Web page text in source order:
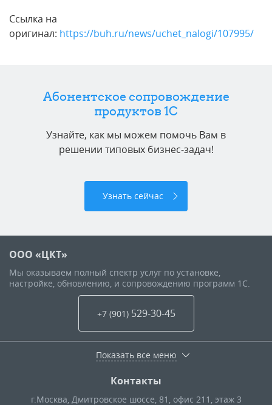
Ссылка на
оригинал: https://buh.ru/news/uchet_nalogi/107995/
Абонентское сопровождение
продуктов 1C
Узнайте, как мы можем помочь Вам в
решении типовых бизнес-задач!
Узнать сейчас
ООО «ЦКТ»
Мы оказываем полный спектр услуг по установке,
настройке, обновлению, и сопровождению программ 1С.
+7 (901) 529-30-45
Показать все меню
Контакты
г.Москва Дмитровское шоссе, 81, офис 211, этаж 3